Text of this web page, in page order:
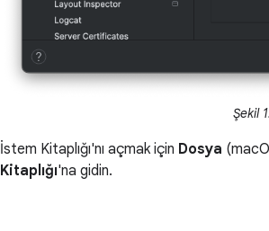
Şekil
İstem Kitaplığı'nı açmak için Dosya
Kitaplığı'na gidin.